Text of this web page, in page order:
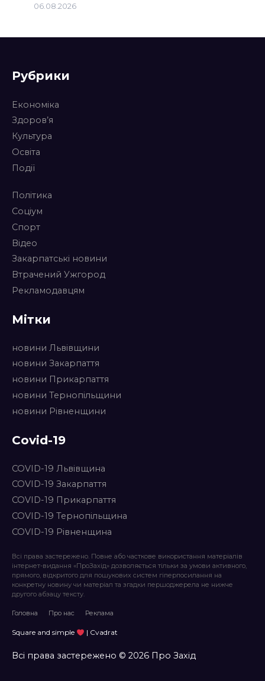
06.08.2026
Рубрики
Економіка
Здоров’я
Культура
Освіта
Події
Політика
Соціум
Спорт
Відео
Закарпатські новини
Втрачений Ужгород
Рекламодавцям
Мітки
новини Львівщини
новини Закарпаття
новини Прикарпаття
новини Тернопільщини
новини Рівненщини
Covid-19
COVID-19 Львівщина
COVID-19 Закарпаття
COVID-19 Прикарпаття
COVID-19 Тернопільщина
COVID-19 Рівненщина
Всі права застережено. Повне або часткове використання матеріалів
інтернет-видання «ПроЗахід» дозволяється тільки за умови активного,
прямого, відкритого для пошукових систем гіперпосилання на
конкретну новину чи матеріал та згадки першоджерела не нижче
другого абзацу тексту.
Головна Про нас Реклама
Square and simple | Cvadrat
Всі права застережено © 2026 Про Захід